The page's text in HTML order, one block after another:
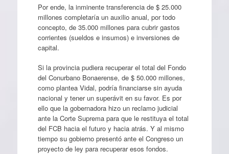
Por ende, la inminente transferencia de $ 25.000
millones completaría un auxilio anual, por todo
concepto, de 35.000 millones para cubrir gastos
corrientes (sueldos e insumos) e inversiones de
capital.
Si la provincia pudiera recuperar el total del Fondo
del Conurbano Bonaerense, de $ 50.000 millones,
como plantea Vidal, podría financiarse sin ayuda
nacional y tener un superávit en su favor. Es por
ello que la gobernadora hizo un reclamo judicial
ante la Corte Suprema para que le restituya el total
del FCB hacia el futuro y hacia atrás. Y al mismo
tiempo su gobierno presentó ante el Congreso un
proyecto de ley para recuperar esos fondos.